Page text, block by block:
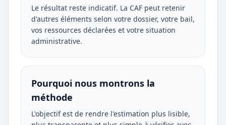
Le résultat reste indicatif. La CAF peut retenir
d'autres éléments selon votre dossier, votre bail,
vos ressources déclarées et votre situation
administrative.
Pourquoi nous montrons la
méthode
L'objectif est de rendre l'estimation plus lisible,